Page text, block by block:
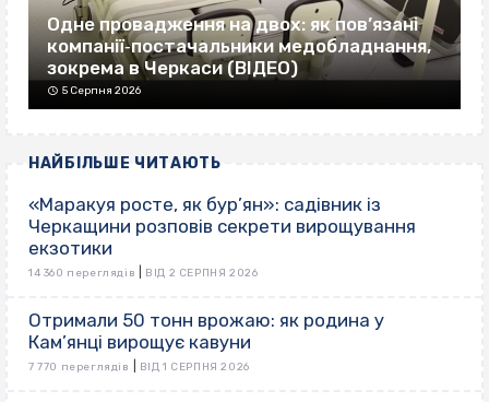
Одне провадження на двох: як пов’язані
компанії‐постачальники медобладнання,
зокрема в Черкаси (ВІДЕО)
5 Серпня 2026
НАЙБІЛЬШЕ ЧИТАЮТЬ
«Маракуя росте, як бур’ян»: садівник із
Черкащини розповів секрети вирощування
екзотики
14 360 переглядів ВІД 2 СЕРПНЯ 2026
Отримали 50 тонн врожаю: як родина у
Кам’янці вирощує кавуни
7 770 переглядів ВІД 1 СЕРПНЯ 2026